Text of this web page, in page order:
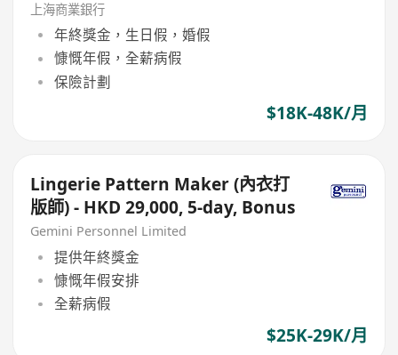
上海商業銀行
年終獎金，生日假，婚假
慷慨年假，全薪病假
保險計劃
$18K-48K/月
Lingerie Pattern Maker (內衣打
版師) - HKD 29,000, 5-day, Bonus
Gemini Personnel Limited
提供年終獎金
慷慨年假安排
全薪病假
$25K-29K/月